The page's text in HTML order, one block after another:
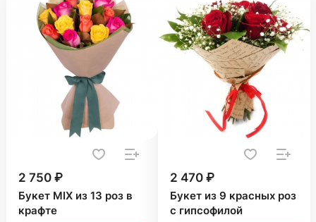
2 750 ₽
Букет MIX из 13 роз в
крафте
2 470 ₽
Букет из 9 красных роз
с гипсофилой